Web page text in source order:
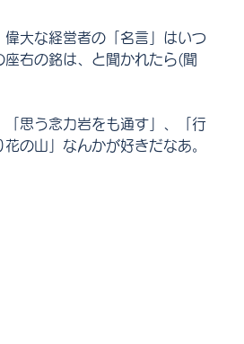
大な経営者の「名言」はいつ
右の銘は、と聞かれたら(聞
思う念力岩をも通す」、「行
の山」なんかが好きだなあ。